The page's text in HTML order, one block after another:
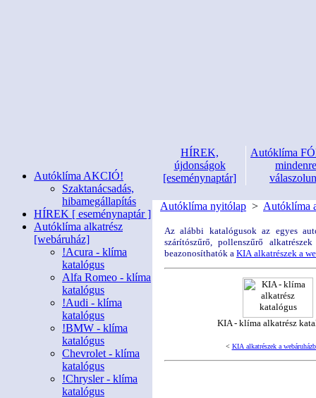
Autóklíma AKCIÓ!
Szaktanácsadás,
hibamegállapítás
HÍREK [ eseménynaptár ]
Autóklíma alkatrész
[webáruház]
!Acura - klíma
katalógus
Alfa Romeo - klíma
katalógus
!Audi - klíma
katalógus
!BMW - klíma
katalógus
Chevrolet - klíma
katalógus
!Chrysler - klíma
katalógus
HÍREK,
újdonságok
[eseménynaptár]
Autóklíma
mindenre
Autóklíma nyitólap > Autóklíma
Az alábbi katalógusok az egyes
szárítószűrő, pollenszűrő
beazonosíthatók a KIA alkatrészek a
KIA - klíma alkatrész
< KIA alkatrészek a